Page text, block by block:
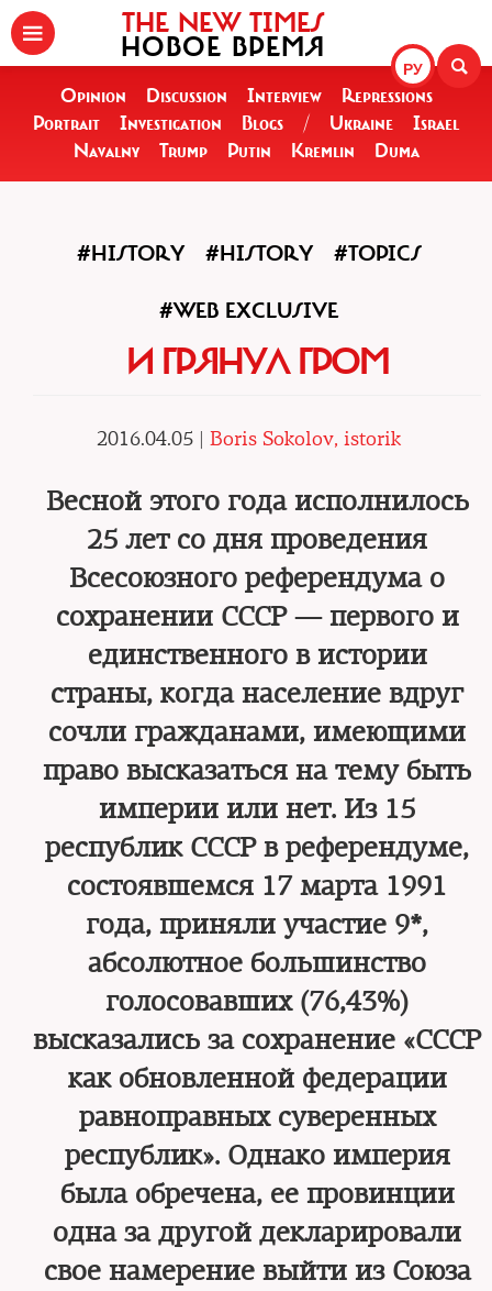
РУ
THE NEW TIMES
НОВОЕ ВРЕМЯ
Opinion Discussion Interview
Repressions
Portrait
Investigation Blogs / Ukraine
Israel
Navalny
Trump Putin Kremlin Duma
#HISTORY #HISTORY #TOPICS
#WEB EXCLUSIVE
И ГРЯНУЛ ГРОМ
2016.04.05 | Boris Sokolov, istorik
Весной этого года исполнилось
25 лет со дня проведения
Всесоюзного референдума о
сохранении СССР — первого и
единственного в истории
страны, когда население вдруг
сочли гражданами, имеющими
право высказаться на тему быть
империи или нет. Из 15
республик СССР в референдуме,
состоявшемся 17 марта 1991
года, приняли участие 9*,
абсолютное большинство
голосовавших (76,43%)
высказались за сохранение «СССР
как обновленной федерации
равноправных суверенных
республик». Однако империя
была обречена, ее провинции
одна за другой декларировали
свое намерение выйти из Союза